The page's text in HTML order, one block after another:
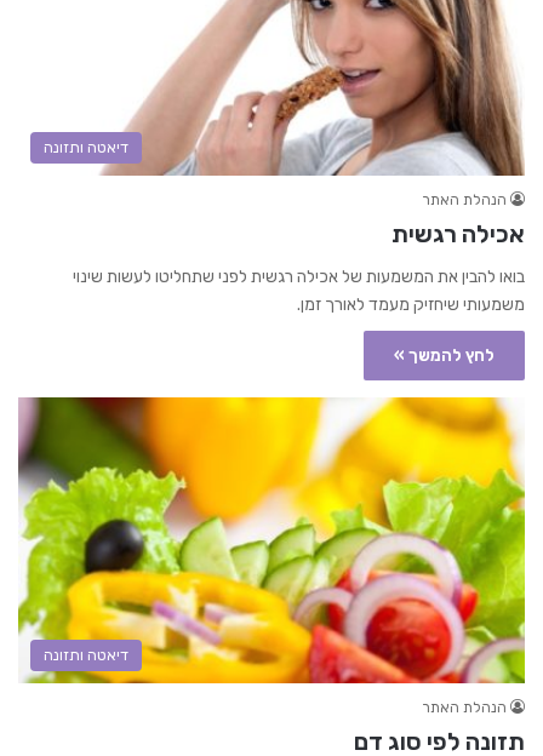
דיאטה ותזונה
הנהלת האתר
אכילה רגשית
בואו להבין את המשמעות של אכילה רגשית לפני שתחליטו לעשות שינוי
משמעותי שיחזיק מעמד לאורך זמן.
לחץ להמשך »
דיאטה ותזונה
הנהלת האתר
תזונה לפי סוג דם